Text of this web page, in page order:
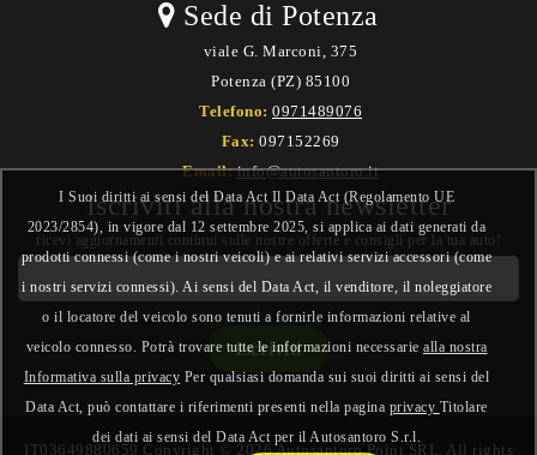
Sede di Potenza
viale G. Marconi, 375
Potenza (PZ) 85100
Telefono: 0971489076
Fax: 097152269
Email:info@autosantoro.it
Iscriviti alla nostra newsletter
ricevi aggiornamenti continui sulle nostre offerte e consigli per la tua auto!
IT03649880659 Copyright © 2026 Autosantoro Point SRL. All rights
I Suoi diritti ai sensi del Data Act Il Data Act (Regolamento UE
2023/2854), in vigore dal 12 settembre 2025, si applica ai dati generati da
prodotti connessi (come i nostri veicoli) e ai relativi servizi accessori (come
i nostri servizi connessi). Ai sensi del Data Act, il venditore, il noleggiatore
o il locatore del veicolo sono tenuti a fornirle informazioni relative al
veicolo connesso. Potrà trovare tutte le informazioni necessarie alla nostra
Informativa sulla privacy Per qualsiasi domanda sui suoi diritti ai sensi del
Data Act, può contattare i riferimenti presenti nella pagina privacy Titolare
dei dati ai sensi del Data Act per il Autosantoro S.r.l.